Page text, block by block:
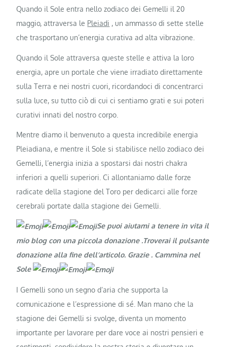
Quando il Sole entra nello zodiaco dei Gemelli il 20
maggio, attraversa le Pleiadi , un ammasso di sette stelle
che trasportano un’energia curativa ad alta vibrazione.
Quando il Sole attraversa queste stelle e attiva la loro
energia, apre un portale che viene irradiato direttamente
sulla Terra e nei nostri cuori, ricordandoci di concentrarci
sulla luce, su tutto ciò di cui ci sentiamo grati e sui poteri
curativi innati del nostro corpo.
Mentre diamo il benvenuto a questa incredibile energia
Pleiadiana, e mentre il Sole si stabilisce nello zodiaco dei
Gemelli, l’energia inizia a spostarsi dai nostri chakra
inferiori a quelli superiori. Ci allontaniamo dalle forze
radicate della stagione del Toro per dedicarci alle forze
cerebrali portate dalla stagione dei Gemelli.
Se puoi aiutami a tenere in vita il
mio blog con una piccola donazione .Troverai il pulsante
donazione alla fine dell’articolo. Grazie. Cammina nel
Sole
I Gemelli sono un segno d’aria che supporta la
comunicazione e l’espressione di sé. Man mano che la
stagione dei Gemelli si svolge, diventa un momento
importante per lavorare per dare voce ai nostri pensieri e